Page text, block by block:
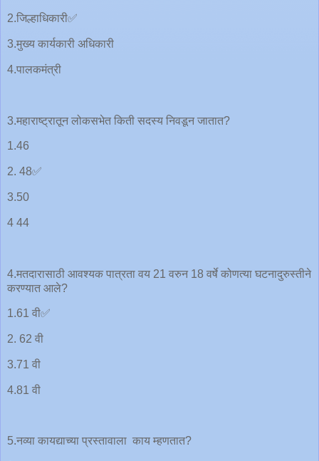
2.जिल्हाधिकारी✅
3.मुख्य कार्यकारी अधिकारी
4.पालकमंत्री
3.महाराष्ट्रातून लोकसभेत किती सदस्य निवडून जातात?
1.46
2. 48✅
3.50
4 44
4.मतदारासाठी आवश्यक पात्रता वय 21 वरुन 18 वर्षे कोणत्या घटनादुरुस्तीने
करण्यात आले?
1.61 वी✅
2. 62 वी
3.71 वी
4.81 वी
5.नव्या कायद्याच्या प्रस्तावाला काय म्हणतात?